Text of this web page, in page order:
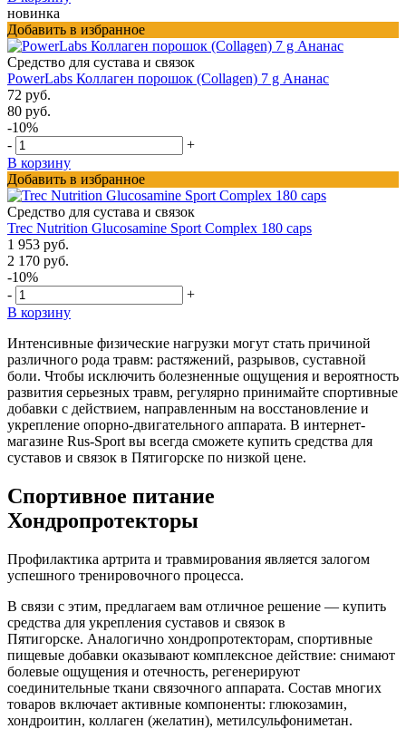
новинка
Добавить в избранное
Средство для сустава и связок
PowerLabs Коллаген порошок (Collagen) 7 g Ананас
72 руб.
80 руб.
-10%
-
+
В корзину
Добавить в избранное
Средство для сустава и связок
Trec Nutrition Glucosamine Sport Complex 180 caps
1 953 руб.
2 170 руб.
-10%
-
+
В корзину
Интенсивные физические нагрузки могут стать причиной
различного рода травм: растяжений, разрывов, суставной
боли. Чтобы исключить болезненные ощущения и вероятность
развития серьезных травм, регулярно принимайте спортивные
добавки с действием, направленным на восстановление и
укрепление опорно-двигательного аппарата. В интернет-
магазине Rus-Sport вы всегда сможете купить средства для
суставов и связок в Пятигорске по низкой цене.
Спортивное питание
Хондропротекторы
Профилактика артрита и травмирования является залогом
успешного тренировочного процесса.
В связи с этим, предлагаем вам отличное решение — купить
средства для укрепления суставов и связок в
Пятигорске. Аналогично хондропротекторам, спортивные
пищевые добавки оказывают комплексное действие: снимают
болевые ощущения и отечность, регенерируют
соединительные ткани связочного аппарата. Состав многих
товаров включает активные компоненты: глюкозамин,
хондроитин, коллаген (желатин), метилсульфониметан.